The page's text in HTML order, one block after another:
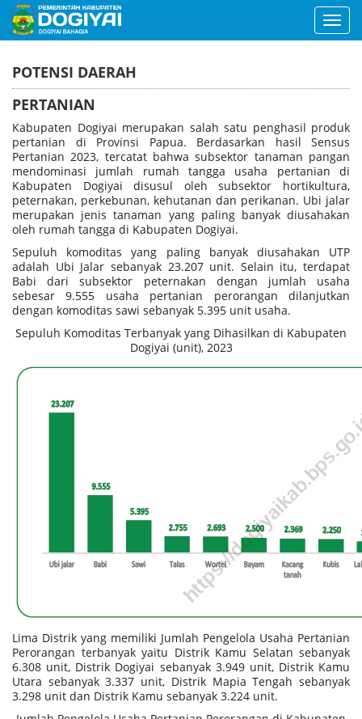
POTENSI DAERAH
PERTANIAN
Kabupaten Dogiyai merupakan salah satu penghasil produk
pertanian di Provinsi Papua. Berdasarkan hasil Sensus
Pertanian 2023, tercatat bahwa subsektor tanaman pangan
mendominasi jumlah rumah tangga usaha pertanian di
Kabupaten Dogiyai disusul oleh subsektor hortikultura,
peternakan, perkebunan, kehutanan dan perikanan. Ubi jalar
merupakan jenis tanaman yang paling banyak diusahakan
oleh rumah tangga di Kabupaten Dogiyai.
Sepuluh komoditas yang paling banyak diusahakan UTP
adalah Ubi Jalar sebanyak 23.207 unit. Selain itu, terdapat
Babi dari subsektor peternakan dengan jumlah usaha
sebesar 9.555 usaha pertanian perorangan dilanjutkan
dengan komoditas sawi sebanyak 5.395 unit usaha.
Sepuluh Komoditas Terbanyak yang Dihasilkan di Kabupaten
Dogiyai (unit), 2023
Lima Distrik yang memiliki Jumlah Pengelola Usaha Pertanian
Perorangan terbanyak yaitu Distrik Kamu Selatan sebanyak
6.308 unit, Distrik Dogiyai sebanyak 3.949 unit, Distrik Kamu
Utara sebanyak 3.337 unit, Distrik Mapia Tengah sebanyak
3.298 unit dan Distrik Kamu sebanyak 3.224 unit.